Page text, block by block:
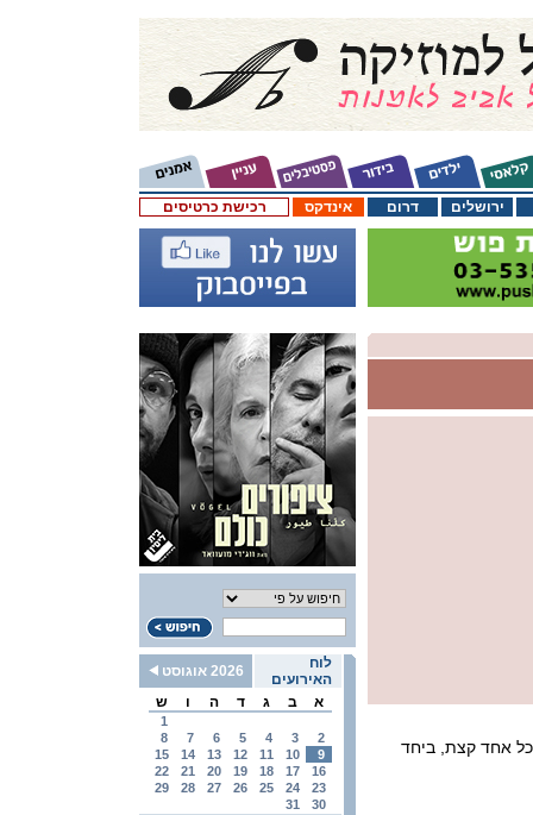
רכישת כרטיסים אינדקס דרום ירושלים
לוח
האירועים
2026 אוגוסט
א
ב ג ד ה ו ש
1
2
3
4
5
6
7
8
9
10
11
12
13
14
15
16
17
18
19
20
21
22
23
24
25
26
27
28
29
30
31
כל אחד קצת, ביחד